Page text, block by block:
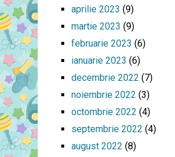
aprilie 2023 (9)
martie 2023 (9)
februarie 2023 (6)
ianuarie 2023 (6)
decembrie 2022 (7)
noiembrie 2022 (3)
octombrie 2022 (4)
septembrie 2022 (4)
august 2022 (8)